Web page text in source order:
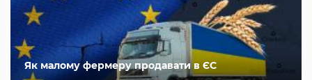
Як малому фермеру продавати в ЄС